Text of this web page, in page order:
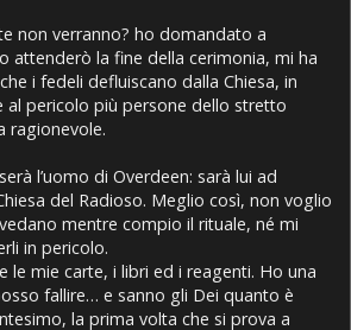
non verranno? ho domandato a
attenderò la fine della cerimonia, mi ha
i fedeli defluiscano dalla Chiesa, in
pericolo più persone dello stretto
ragionevole.
l’uomo di Overdeen: sarà lui ad
del Radioso. Meglio così, non voglio
mentre compio il rituale, né mi
in pericolo.
le mie carte, i libri ed i reagenti. Ho una
fallire… e sanno gli Dei quanto è
la prima volta che si prova a